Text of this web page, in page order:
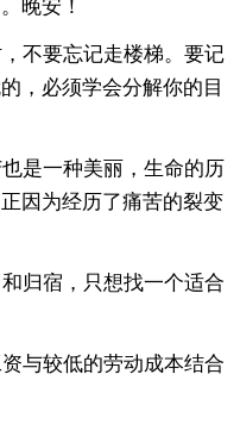
晚安！
不要忘记走楼梯。要记
，必须学会分解你的目
是一种美丽，生命的历
因为经历了痛苦的裂变
归宿，只想找一个适合
与较低的劳动成本结合